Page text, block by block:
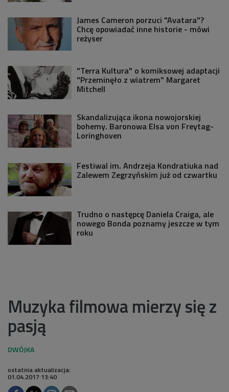
James Cameron porzuci "Avatara"?
Chcę opowiadać inne historie - mówi
reżyser
"Terra Kultura" o komiksowej adaptacji
"Przeminęło z wiatrem" Margaret
Mitchell
Skandalizująca ikona nowojorskiej
bohemy. Baronowa Elsa von Freytag-
Loringhoven
Festiwal im. Andrzeja Kondratiuka nad
Zalewem Zegrzyńskim już od czwartku
Trudno o następcę Daniela Craiga, ale
nowego Bonda poznamy jeszcze w tym
roku
Muzyka filmowa mierzy się z
pasją
ostatnia aktualizacja:
01.04.2017 13:40